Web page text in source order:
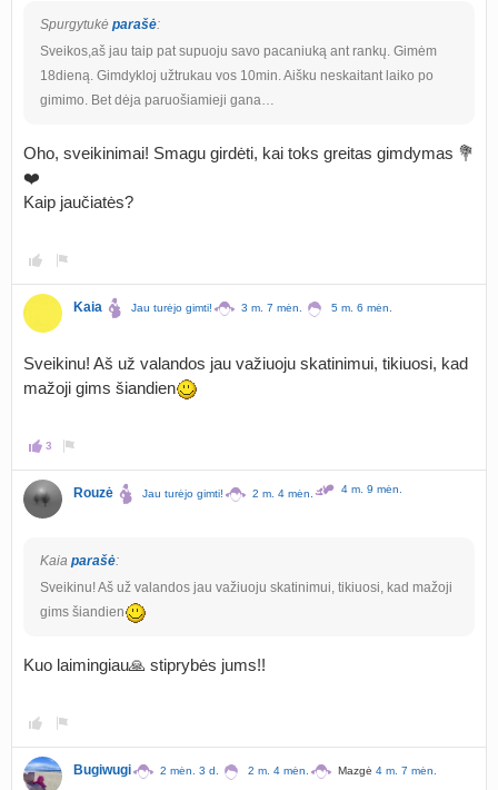
Spurgytukė parašė:
Sveikos,aš jau taip pat supuoju savo pacaniuką ant rankų. Gimėm
18dieną. Gimdykloj užtrukau vos 10min. Aišku neskaitant laiko po
gimimo. Bet dėja paruošiamieji gana…
Oho, sveikinimai! Smagu girdėti, kai toks greitas gimdymas 💐
❤️
Kaip jaučiatės?
Kaia Jau turėjo gimti! 3 m. 7 mėn. 5 m. 6 mėn.
Sveikinu! Aš už valandos jau važiuoju skatinimui, tikiuosi, kad
mažoji gims šiandien
3
Rouzė Jau turėjo gimti! 2 m. 4 mėn. 4 m. 9 mėn.
Kaia parašė:
Sveikinu! Aš už valandos jau važiuoju skatinimui, tikiuosi, kad mažoji
gims šiandien
Kuo laimingiau🙏 stiprybės jums!!
Bugiwugi 2 mėn. 3 d. 2 m. 4 mėn. Mazgė 4 m. 7 mėn.